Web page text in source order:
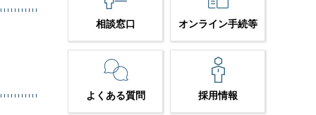
相談窓口 オンライン手続等
よくある質問 採用情報